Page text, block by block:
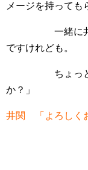
メージを持っても
一緒に井関先
ですけれども。
ちょっとお話
か？」
井関 「よろしく